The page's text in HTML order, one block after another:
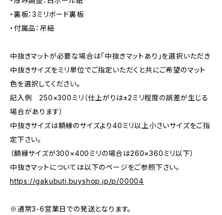
・裏板：3ミリボード裏板
・付属品：吊紐
中抜きマットが必要な場合は「中抜きマットあり」を選択いただき
中抜きサイズをミリ単位でご指定いただくと共にご希望のマット
色を選択してください。
記入例 250×300ミリ（仕上がりは±2ミリ程度の誤差が生じる
場合があります）
中抜きサイズは額縁のサイズより40ミリ以上小さいサイズをご指
定下さい。
（額縁サイズが300×400ミリの場合は260×360ミリ以下）
中抜きマットについては以下のページをご参照下さい。
https://gakubuti.buyshop.jp/p/00004
※通常3-6営業日での発送となります。